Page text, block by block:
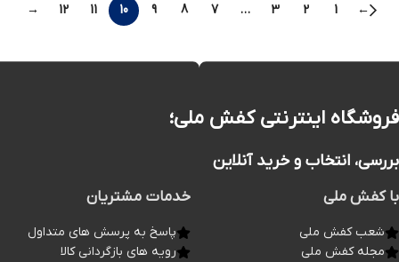
←
1
2
3
…
7
8
9
10
11
12
→
فروشگاه اینترنتی کفش ملی؛
بررسی، انتخاب و خرید آنلاین
با کفش ملی
شعب کفش ملی
مجله کفش ملی
خدمات مشتریان
پاسخ به پرسش های متداول
رویه های بازگردانی کالا